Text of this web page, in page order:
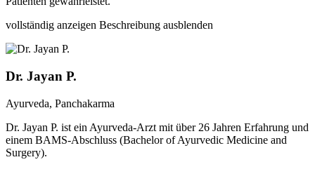
vollständig anzeigen Beschreibung ausblenden
Dr. Jayan P.
Ayurveda, Panchakarma
Dr. Jayan P. ist ein Ayurveda-Arzt mit über 26 Jahren Erfahrung und
einem BAMS-Abschluss (Bachelor of Ayurvedic Medicine and
Surgery).